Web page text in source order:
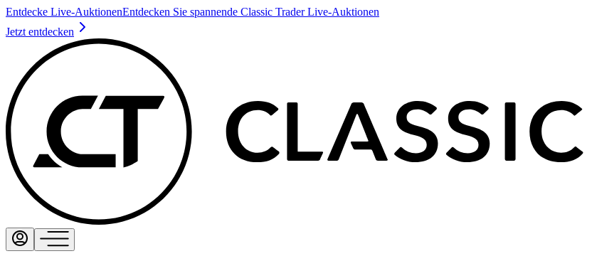
Entdecke Live-AuktionenEntdecken Sie spannende Classic Trader Live-Auktionen
Jetzt entdecken